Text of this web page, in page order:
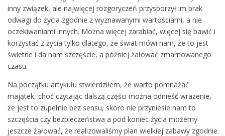
inny związek, ale najwięcej rozgoryczeń przysporzył im brak
odwagi do życia zgodnie z wyznawanymi wartościami, a nie
oczekiwaniami innych. Można więcej zarabiać, więcej się bawić i
korzystać z życia tylko dlatego, że świat mówi nam, że to jest
świetne i da nam szczęście, a później żałować zmarnowanego
czasu.
Na początku artykułu stwierdziłem, że warto pomnażać
majątek, choć czytając dalszą części można odnieść wrażenie,
że jest to zupełnie bez sensu, skoro nie przyniesie nam to
szczęścia czy bezpieczeństwa a pod koniec życia możemy
jeszcze żałować, że realizowaliśmy plan wielkiej zabawy zgodnie